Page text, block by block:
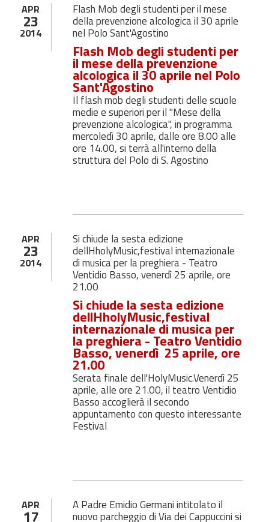
APR
23
2014
Flash Mob degli studenti per il mese
della prevenzione alcologica il 30 aprile
nel Polo Sant'Agostino
Flash Mob degli studenti per
il mese della prevenzione
alcologica il 30 aprile nel Polo
Sant'Agostino
Il flash mob degli studenti delle scuole
medie e superiori per il "Mese della
prevenzione alcologica", in programma
mercoledì 30 aprile, dalle ore 8.00 alle
ore 14.00, si terrà all'interno della
struttura del Polo di S. Agostino
APR
23
2014
Si chiude la sesta edizione
dellHholyMusic,festival internazionale
di musica per la preghiera - Teatro
Ventidio Basso, venerdì 25 aprile, ore
21.00
Si chiude la sesta edizione
dellHholyMusic,festival
internazionale di musica per
la preghiera - Teatro Ventidio
Basso, venerdì 25 aprile, ore
21.00
Serata finale dell'HolyMusic.Venerdì 25
aprile, alle ore 21.00, il teatro Ventidio
Basso accoglierà il secondo
appuntamento con questo interessante
Festival
APR
17
A Padre Emidio Germani intitolato il
nuovo parcheggio di Via dei Cappuccini si